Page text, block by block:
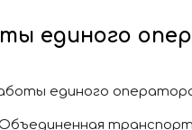
единого
единого